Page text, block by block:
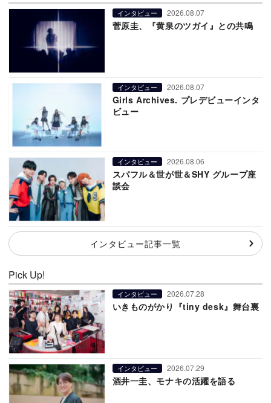
インタビュー 2026.08.07
菅原圭、『黄泉のツガイ』との共鳴
インタビュー 2026.08.07
Girls Archives. プレデビューインタ
ビュー
インタビュー 2026.08.06
スパフル＆世が世＆SHY グループ座
談会
インタビュー記事一覧
Pick Up!
インタビュー 2026.07.28
いきものがかり『tiny desk』舞台裏
インタビュー 2026.07.29
酒井一圭、モナキの活躍を語る